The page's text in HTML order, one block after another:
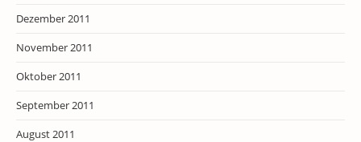
Dezember 2011
November 2011
Oktober 2011
September 2011
August 2011